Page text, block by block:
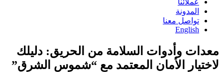
عملائنا
المدونة
تواصل معنا
English
معدات وأدوات السلامة من الحريق: دليلك
لاختيار الأمان المعتمد مع “شموس الشرق”